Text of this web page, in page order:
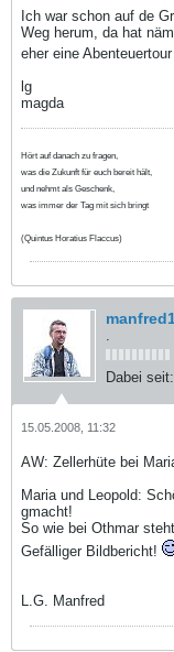
Ich war schon auf de
Weg herum, da hat
eher eine Abenteuertour
lg
magda
Hört auf danach zu fragen,
was die Zukunft für euch bereit hält,
und nehmt als Geschenk,
was immer der Tag mit sich bringt
(Quintus Horatius Flaccus)
.
Dabei seit:
15.05.2008, 11:32
AW: Zellerhüte bei
Maria und Leopold:
gmacht!
So wie bei Othmar
Gefälliger Bildbericht!
L.G. Manfred